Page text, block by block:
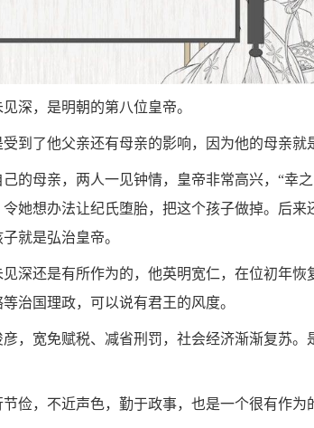
深，是明朝的第八位皇帝。
到了他父亲还有母亲的影响，因为他的母亲就
的母亲，两人一见钟情，皇帝非常高兴，“幸
她想办法让纪氏堕胎，把这个孩子做掉。后来
就是弘治皇帝。
深还是有所作为的，他英明宽仁，在位初年恢
治国理政，可以说有君王的风度。
，宽免赋税、减省刑罚，社会经济渐渐复苏。
俭，不近声色，勤于政事，也是一个很有作为